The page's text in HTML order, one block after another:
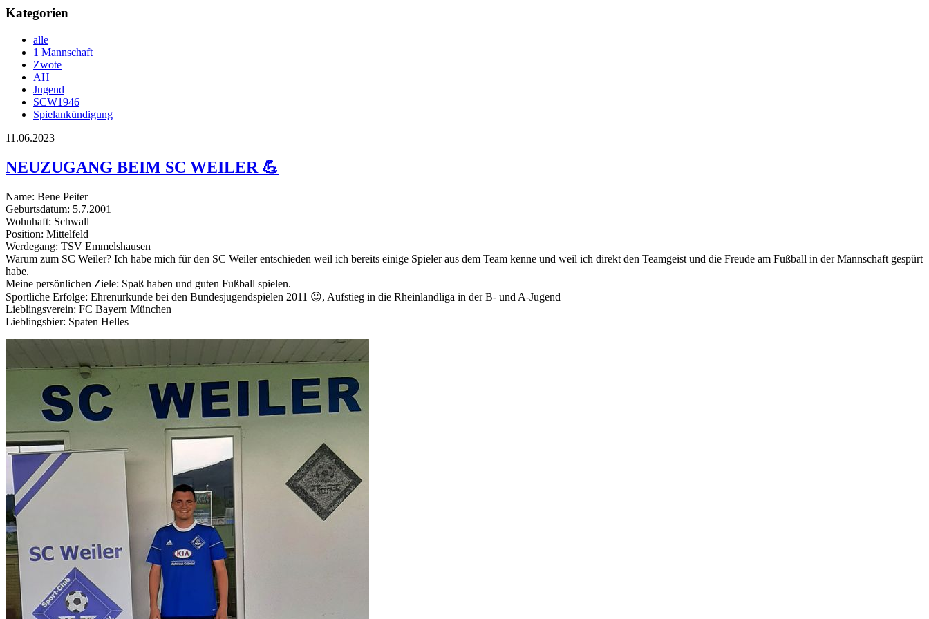
Kategorien
alle
1 Mannschaft
Zwote
AH
Jugend
SCW1946
Spielankündigung
11.06.2023
NEUZUGANG BEIM SC WEILER 💪
Name: Bene Peiter
Geburtsdatum: 5.7.2001
Wohnhaft: Schwall
Position: Mittelfeld
Werdegang: TSV Emmelshausen
Warum zum SC Weiler? Ich habe mich für den SC Weiler entschieden weil ich bereits einige Spieler aus dem Team kenne und weil ich direkt den Teamgeist und die Freude am Fußball in der Mannschaft gespürt
habe.
Meine persönlichen Ziele: Spaß haben und guten Fußball spielen.
Sportliche Erfolge: Ehrenurkunde bei den Bundesjugendspielen 2011 😉, Aufstieg in die Rheinlandliga in der B- und A-Jugend
Lieblingsverein: FC Bayern München
Lieblingsbier: Spaten Helles